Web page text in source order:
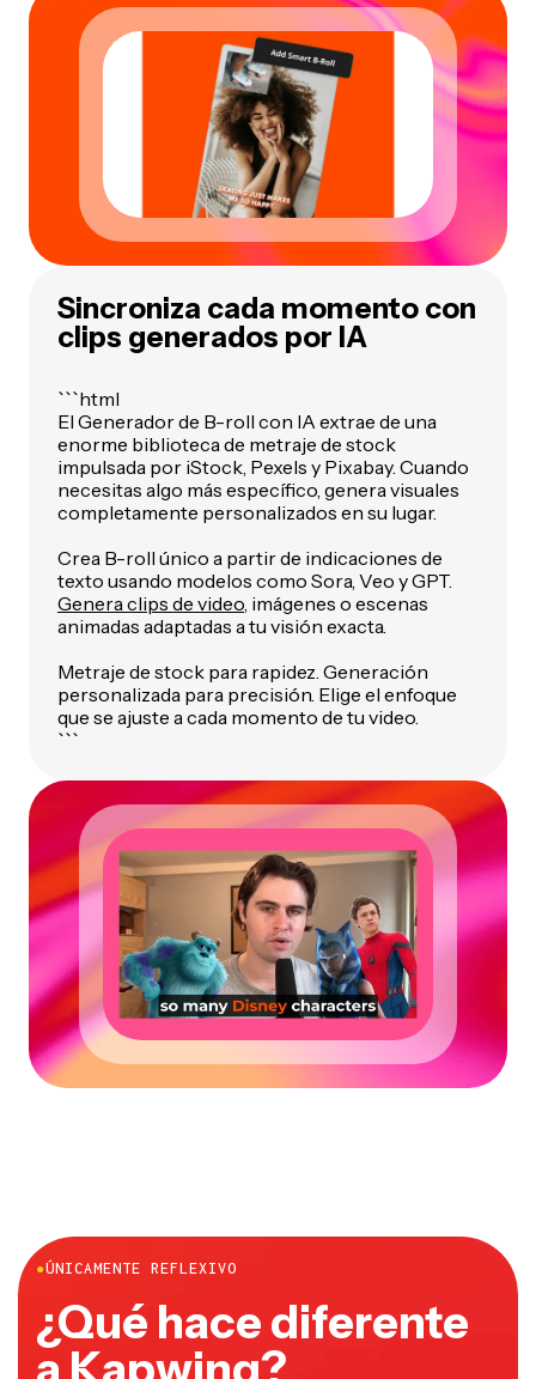
Sincroniza cada momento con
clips generados por IA
```html
El Generador de B-roll con IA extrae de una
enorme biblioteca de metraje de stock
impulsada por iStock, Pexels y Pixabay. Cuando
necesitas algo más específico, genera visuales
completamente personalizados en su lugar.
Crea B-roll único a partir de indicaciones de
texto usando modelos como Sora, Veo y GPT.
Genera clips de video , imágenes o escenas
animadas adaptadas a tu visión exacta.
Metraje de stock para rapidez. Generación
personalizada para precisión. Elige el enfoque
que se ajuste a cada momento de tu video.
```
●ÚNICAMENTE REFLEXIVO
¿Qué hace diferente